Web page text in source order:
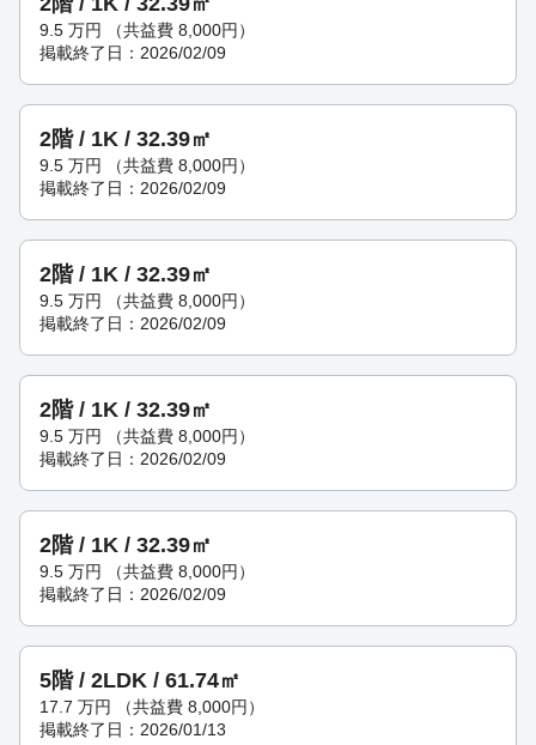
9.5 万円 （共益費 8,000円）
掲載終了日：2026/02/09
2階 / 1K / 32.39㎡
9.5 万円 （共益費 8,000円）
掲載終了日：2026/02/09
2階 / 1K / 32.39㎡
9.5 万円 （共益費 8,000円）
掲載終了日：2026/02/09
2階 / 1K / 32.39㎡
9.5 万円 （共益費 8,000円）
掲載終了日：2026/02/09
2階 / 1K / 32.39㎡
9.5 万円 （共益費 8,000円）
掲載終了日：2026/02/09
5階 / 2LDK / 61.74㎡
17.7 万円 （共益費 8,000円）
掲載終了日：2026/01/13